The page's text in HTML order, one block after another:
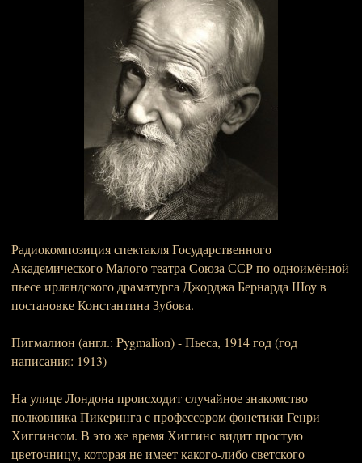
Радиокомпозиция спектакля Государственного
Академического Малого театра Союза ССР по одноимённой
пьесе ирландского драматурга Джорджа Бернарда Шоу в
постановке Константина Зубова.
Пигмалион (англ.: Pygmalion) - Пьеса, 1914 год (год
написания: 1913)
На улице Лондона происходит случайное знакомство
полковника Пикеринга с профессором фонетики Генри
Хиггинсом. В это же время Хиггинс видит простую
цветочницу, которая не имеет какого-либо светского